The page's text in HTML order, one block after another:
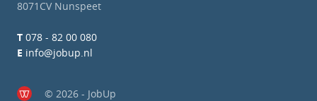
8071CV Nunspeet
T 078 - 82 00 080
E info@jobup.nl
© 2026 - JobUp